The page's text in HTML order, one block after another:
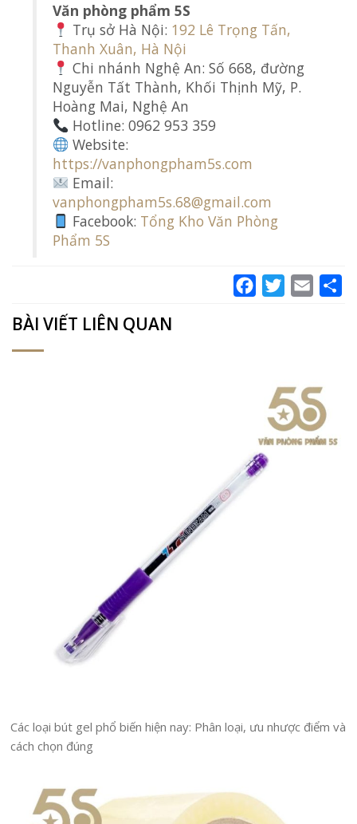
Văn phòng phẩm 5S
Trụ sở Hà Nội: 192 Lê Trọng Tấn,
Thanh Xuân, Hà Nội
Chi nhánh Nghệ An: Số 668, đường
Nguyễn Tất Thành, Khối Thịnh Mỹ, P.
Hoàng Mai, Nghệ An
Hotline: 0962 953 359
Website:
https://vanphongpham5s.com
Email:
vanphongpham5s.68@gmail.com
Facebook: Tổng Kho Văn Phòng
Phẩm 5S
FacebookTwitterEmail
BÀI VIẾT LIÊN QUAN
Các loại bút gel phổ biến hiện nay: Phân loại, ưu nhược điểm và
cách chọn đúng